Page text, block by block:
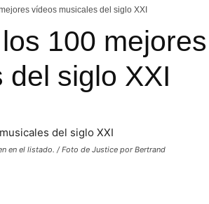
vídeos musicales del siglo XXI
100 mejores
siglo XXI
en el listado. / Foto de Justice por Bertrand